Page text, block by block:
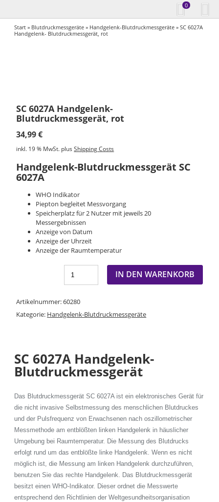
0
Start » Blutdruckmessgeräte » Handgelenk-Blutdruckmessgeräte » SC 6027A
Handgelenk- Blutdruckmessgerät, rot
SC 6027A Handgelenk-
Blutdruckmessgerät, rot
34,99€
inkl. 19 % MwSt. plusShipping Costs
Handgelenk-Blutdruckmessgerät SC
6027A
WHO Indikator
Piepton begleitet Messvorgang
Speicherplatz für 2 Nutzer mit jeweils 20
Messergebnissen
Anzeige von Datum
Anzeige der Uhrzeit
Anzeige der Raumtemperatur
IN DEN WARENKORB
Artikelnummer:60280
Kategorie: Handgelenk-Blutdruckmessgeräte
SC 6027A Handgelenk-
Blutdruckmessgerät
Das Blutdruckmessgerät SC 6027A ist ein elektronisches Gerät für
die nicht invasive Selbstmessung des menschlichen Blutdruckes
und der Pulsfrequenz von Erwachsenen nach oszillometrischer
Messmethode am entblößten linken Handgelenk in häuslicher
Umgebung bei Raumtemperatur. Die Messung des Blutdrucks
erfolgt rund um das entblößte linke Handgelenk. Wenn es nicht
möglich ist, die Messung am linken Handgelenk durchzuführen,
benutzen Sie das rechte Handgelenk. Das Blutdruckmessgerät
besitzt einen WHO-Indikator. Dieser ordnet die Messwerte
entsprechend den Richtlinien der Weltgesundheitsorganisation